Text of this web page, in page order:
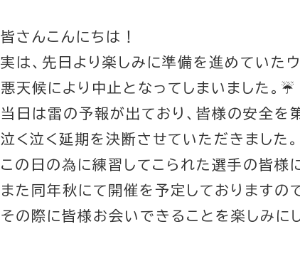
皆さんこんにちは！
実は、先日より楽しみに準備を進めていた
悪天候により中止となってしまいました。☔
当日は雷の予報が出ており、皆様の安全を
泣く泣く延期を決断させていただきました。
この日の為に練習してこられた選手の皆様
また同年秋にて開催を予定しておりますので
その際に皆様お会いできることを楽しみに